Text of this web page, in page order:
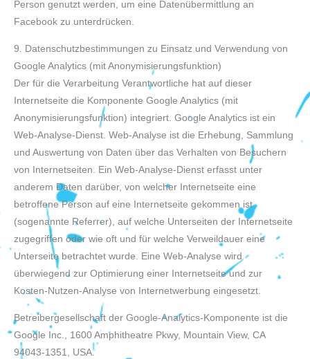
Person genutzt werden, um eine Datenübermittlung an
Facebook zu unterdrücken.
9. Datenschutzbestimmungen zu Einsatz und Verwendung von
Google Analytics (mit Anonymisierungsfunktion)
Der für die Verarbeitung Verantwortliche hat auf dieser
Internetseite die Komponente Google Analytics (mit
Anonymisierungsfunktion) integriert. Google Analytics ist ein
Web-Analyse-Dienst. Web-Analyse ist die Erhebung, Sammlung
und Auswertung von Daten über das Verhalten von Besuchern
von Internetseiten. Ein Web-Analyse-Dienst erfasst unter
anderem Daten darüber, von welcher Internetseite eine
betroffene Person auf eine Internetseite gekommen ist
(sogenannte Referrer), auf welche Unterseiten der Internetseite
zugegriffen oder wie oft und für welche Verweildauer eine
Unterseite betrachtet wurde. Eine Web-Analyse wird
überwiegend zur Optimierung einer Internetseite und zur
Kosten-Nutzen-Analyse von Internetwerbung eingesetzt.
Betreibergesellschaft der Google-Analytics-Komponente ist die
Google Inc., 1600 Amphitheatre Pkwy, Mountain View, CA
94043-1351, USA.